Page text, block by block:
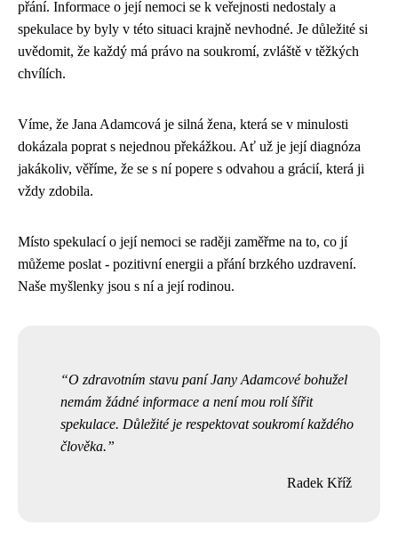
přání. Informace o její nemoci se k veřejnosti nedostaly a
spekulace by byly v této situaci krajně nevhodné. Je důležité si
uvědomit, že každý má právo na soukromí, zvláště v těžkých
chvílích.
Víme, že Jana Adamcová je silná žena, která se v minulosti
dokázala poprat s nejednou překážkou. Ať už je její diagnóza
jakákoliv, věříme, že se s ní popere s odvahou a grácií, která ji
vždy zdobila.
Místo spekulací o její nemoci se raději zaměřme na to, co jí
můžeme poslat - pozitivní energii a přání brzkého uzdravení.
Naše myšlenky jsou s ní a její rodinou.
O zdravotním stavu paní Jany Adamcové bohužel
nemám žádné informace a není mou rolí šířit
spekulace. Důležité je respektovat soukromí každého
člověka.
Radek Kříž